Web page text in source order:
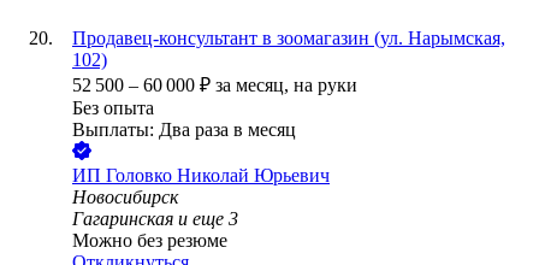
Продавец-консультант в зоомагазин (ул. Нарымская,
102)
52 500 – 60 000 ₽ за месяц, на руки
Без опыта
Выплаты: Два раза в месяц
ИП Головко Николай Юрьевич
Новосибирск
Гагаринская и еще 3
Можно без резюме